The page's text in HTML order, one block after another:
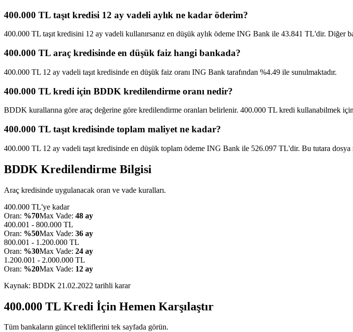
400.000 TL taşıt kredisi 12 ay vadeli aylık ne kadar öderim?
400.000 TL taşıt kredisini 12 ay vadeli kullanırsanız en düşük aylık ödeme ING Bank ile 43.841 TL'dir. Diğer
400.000 TL araç kredisinde en düşük faiz hangi bankada?
400.000 TL 12 ay vadeli taşıt kredisinde en düşük faiz oranı ING Bank tarafından %4.49 ile sunulmaktadır.
400.000 TL kredi için BDDK kredilendirme oranı nedir?
BDDK kurallarına göre araç değerine göre kredilendirme oranları belirlenir. 400.000 TL kredi kullanabilmek için
400.000 TL taşıt kredisinde toplam maliyet ne kadar?
400.000 TL 12 ay vadeli taşıt kredisinde en düşük toplam ödeme ING Bank ile 526.097 TL'dir. Bu tutara dosya
BDDK Kredilendirme Bilgisi
Araç kredisinde uygulanacak oran ve vade kuralları.
400.000 TL'ye kadar
Oran: %70Max Vade: 48 ay
400.001 - 800.000 TL
Oran: %50Max Vade: 36 ay
800.001 - 1.200.000 TL
Oran: %30Max Vade: 24 ay
1.200.001 - 2.000.000 TL
Oran: %20Max Vade: 12 ay
Kaynak: BDDK 21.02.2022 tarihli karar
400.000 TL Kredi İçin Hemen Karşılaştır
Tüm bankaların güncel tekliflerini tek sayfada görün.